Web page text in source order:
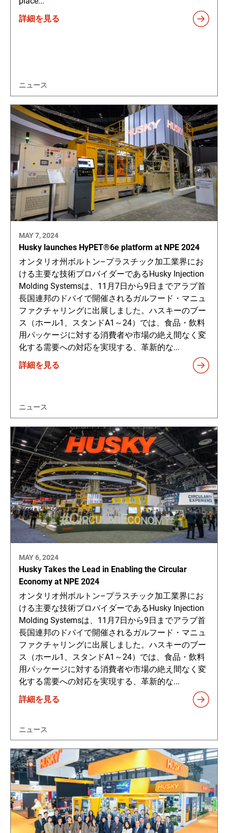
詳細を見る
ニュース
MAY 7, 2024
Husky launches HyPET®6e platform at NPE 2024
オンタリオ州ボルトン–プラスチック加工業界にお
ける主要な技術プロバイダーであるHusky Injection
Molding Systemsは、11月7日から9日までアラブ首
長国連邦のドバイで開催されるガルフード・マニュ
ファクチャリングに出展しました。ハスキーのブー
ス（ホール1、スタンドA1～24）では、食品・飲料
用パッケージに対する消費者や市場の絶え間なく変
化する需要への対応を実現する、革新的な...
詳細を見る
ニュース
MAY 6, 2024
Husky Takes the Lead in Enabling the Circular
Economy at NPE 2024
オンタリオ州ボルトン–プラスチック加工業界にお
ける主要な技術プロバイダーであるHusky Injection
Molding Systemsは、11月7日から9日までアラブ首
長国連邦のドバイで開催されるガルフード・マニュ
ファクチャリングに出展しました。ハスキーのブー
ス（ホール1、スタンドA1～24）では、食品・飲料
用パッケージに対する消費者や市場の絶え間なく変
化する需要への対応を実現する、革新的な...
詳細を見る
ニュース